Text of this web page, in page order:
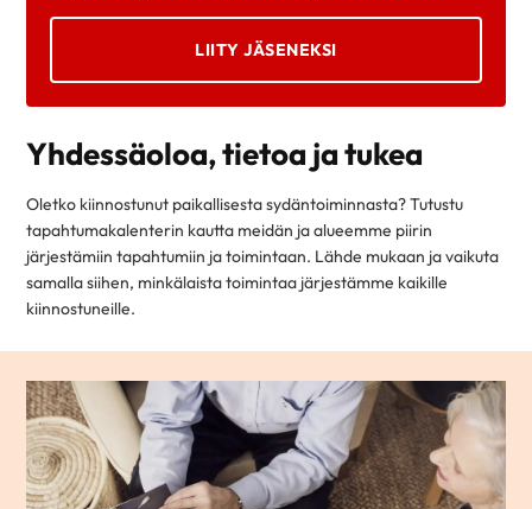
LIITY JÄSENEKSI
Yhdessäoloa, tietoa ja tukea
Oletko kiinnostunut paikallisesta sydäntoiminnasta? Tutustu
tapahtumakalenterin kautta meidän ja alueemme piirin
järjestämiin tapahtumiin ja toimintaan. Lähde mukaan ja vaikuta
samalla siihen, minkälaista toimintaa järjestämme kaikille
kiinnostuneille.